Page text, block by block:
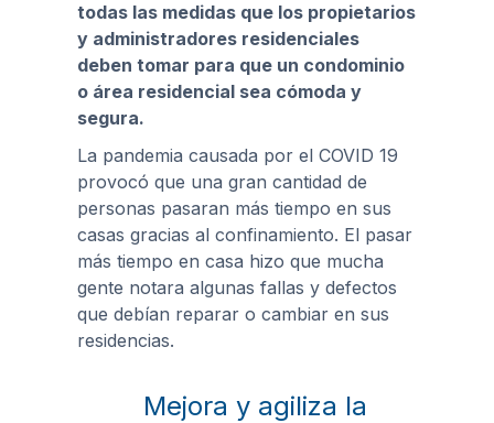
todas las medidas que los propietarios
y administradores residenciales
deben tomar para que un condominio
o área residencial sea cómoda y
segura.
La pandemia causada por el COVID 19
provocó que una gran cantidad de
personas pasaran más tiempo en sus
casas gracias al confinamiento. El pasar
más tiempo en casa hizo que mucha
gente notara algunas fallas y defectos
que debían reparar o cambiar en sus
residencias.
Mejora y agiliza la